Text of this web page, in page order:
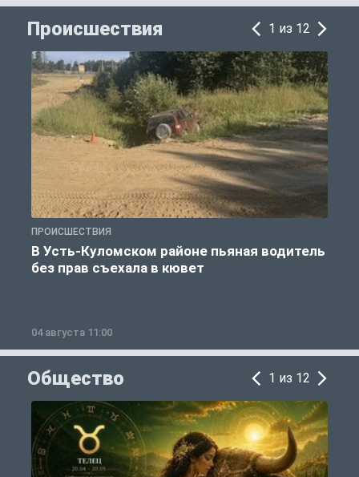
Происшествия 1 из 12
ПРОИСШЕСТВИЯ
В Усть-Куломском районе пьяная водитель
без прав съехала в кювет
04 августа 11:00
Общество 1 из 12